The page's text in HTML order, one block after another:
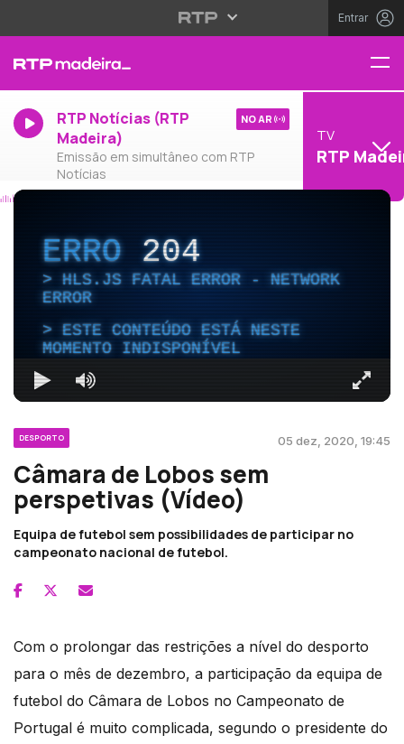
Entrar
RTP Notícias (RTP
Madeira)
Emissão em simultâneo com RTP
Notícias
NO AR
TV
RTP
ERRO204
HLS.JS FATAL ERROR - NETWORK
ERROR
ESTE CONTEÚDO ESTÁ NESTE
MOMENTO INDISPONÍVEL
DESPORTO 05 dez, 2020, 19:45
Câmara de Lobos sem
perspetivas (Vídeo)
Equipa de futebol sem possibilidades de participar no
campeonato nacional de futebol.
Com o prolongar das restrições a nível do desporto
para o mês de dezembro, a participação da equipa de
futebol do Câmara de Lobos no Campeonato de
Portugal é muito complicada, segundo o presidente do